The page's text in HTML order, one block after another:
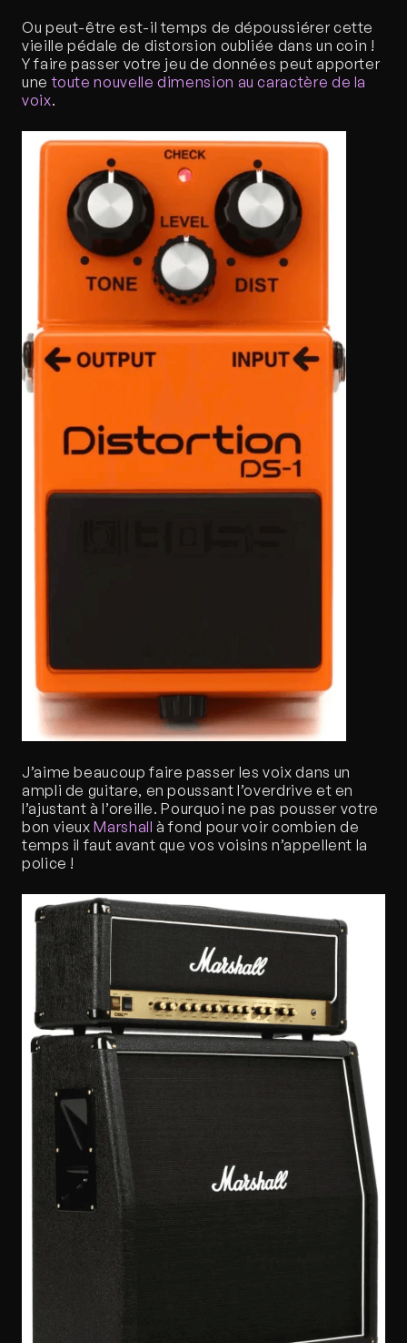
Ou peut-être est-il temps de dépoussiérer cette
vieille pédale de distorsion oubliée dans un coin !
Y faire passer votre jeu de données peut apporter
une toute nouvelle dimension au caractère de la
voix.
J’aime beaucoup faire passer les voix dans un
ampli de guitare, en poussant l’overdrive et en
l’ajustant à l’oreille. Pourquoi ne pas pousser votre
bon vieux Marshall à fond pour voir combien de
temps il faut avant que vos voisins n’appellent la
police !